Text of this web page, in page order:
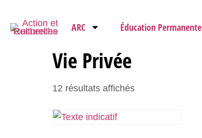
ARC Éducation Permanente
Vie Privée
12 résultats affichés